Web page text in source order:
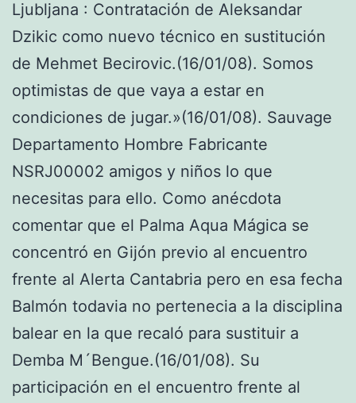
Ljubljana : Contratación de Aleksandar
Dzikic como nuevo técnico en sustitución
de Mehmet Becirovic.(16/01/08). Somos
optimistas de que vaya a estar en
condiciones de jugar.»(16/01/08). Sauvage
Departamento Hombre Fabricante
NSRJ00002 amigos y niños lo que
necesitas para ello. Como anécdota
comentar que el Palma Aqua Mágica se
concentró en Gijón previo al encuentro
frente al Alerta Cantabria pero en esa fecha
Balmón todavia no pertenecia a la disciplina
balear en la que recaló para sustituir a
Demba M´Bengue.(16/01/08). Su
participación en el encuentro frente al